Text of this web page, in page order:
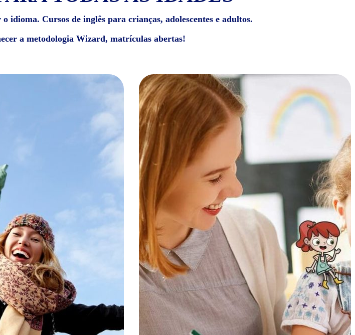
idioma. Cursos de inglês para crianças, adolescentes e adultos.
a metodologia Wizard, matrículas abertas!